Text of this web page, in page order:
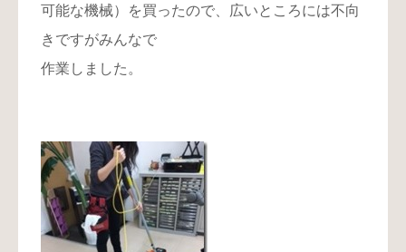
可能な機械）を買ったので、広いところには不向
きですがみんなで
作業しました。